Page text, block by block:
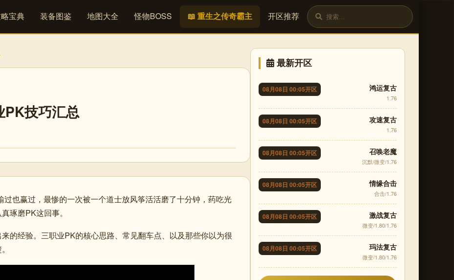
宝典 装备图鉴 地图大全 怪物BOSS 📖 重生之传奇霸主 开区推荐
PK技巧汇总
也赢过，最惨的一次被一个道士放风筝活活磨了十分钟，药吃光
琢磨PK这回事。
的经验。三职业PK的核心思路、常见翻车点、以及那些你以为很
最新开区
08月08日 00:05开区 鸿运复古
1.76
08月08日 00:05开区 攻速复古
1.76
08月08日 00:05开区 召唤老魔
沉默/微变/1.76
08月08日 00:05开区 情缘合击
合击/1.76
08月08日 00:05开区 激战复古
微变/1.80/1.76
08月08日 00:05开区 玛法复古
微变/1.80/1.76